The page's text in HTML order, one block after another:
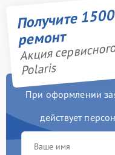
Получите
ремонт
Акция
Polaris
При оформлении
действует